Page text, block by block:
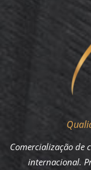
Comercialização de
internacional.